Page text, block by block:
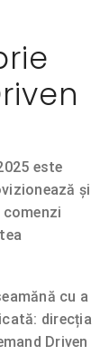
este
și
cu a
direcția
Driven